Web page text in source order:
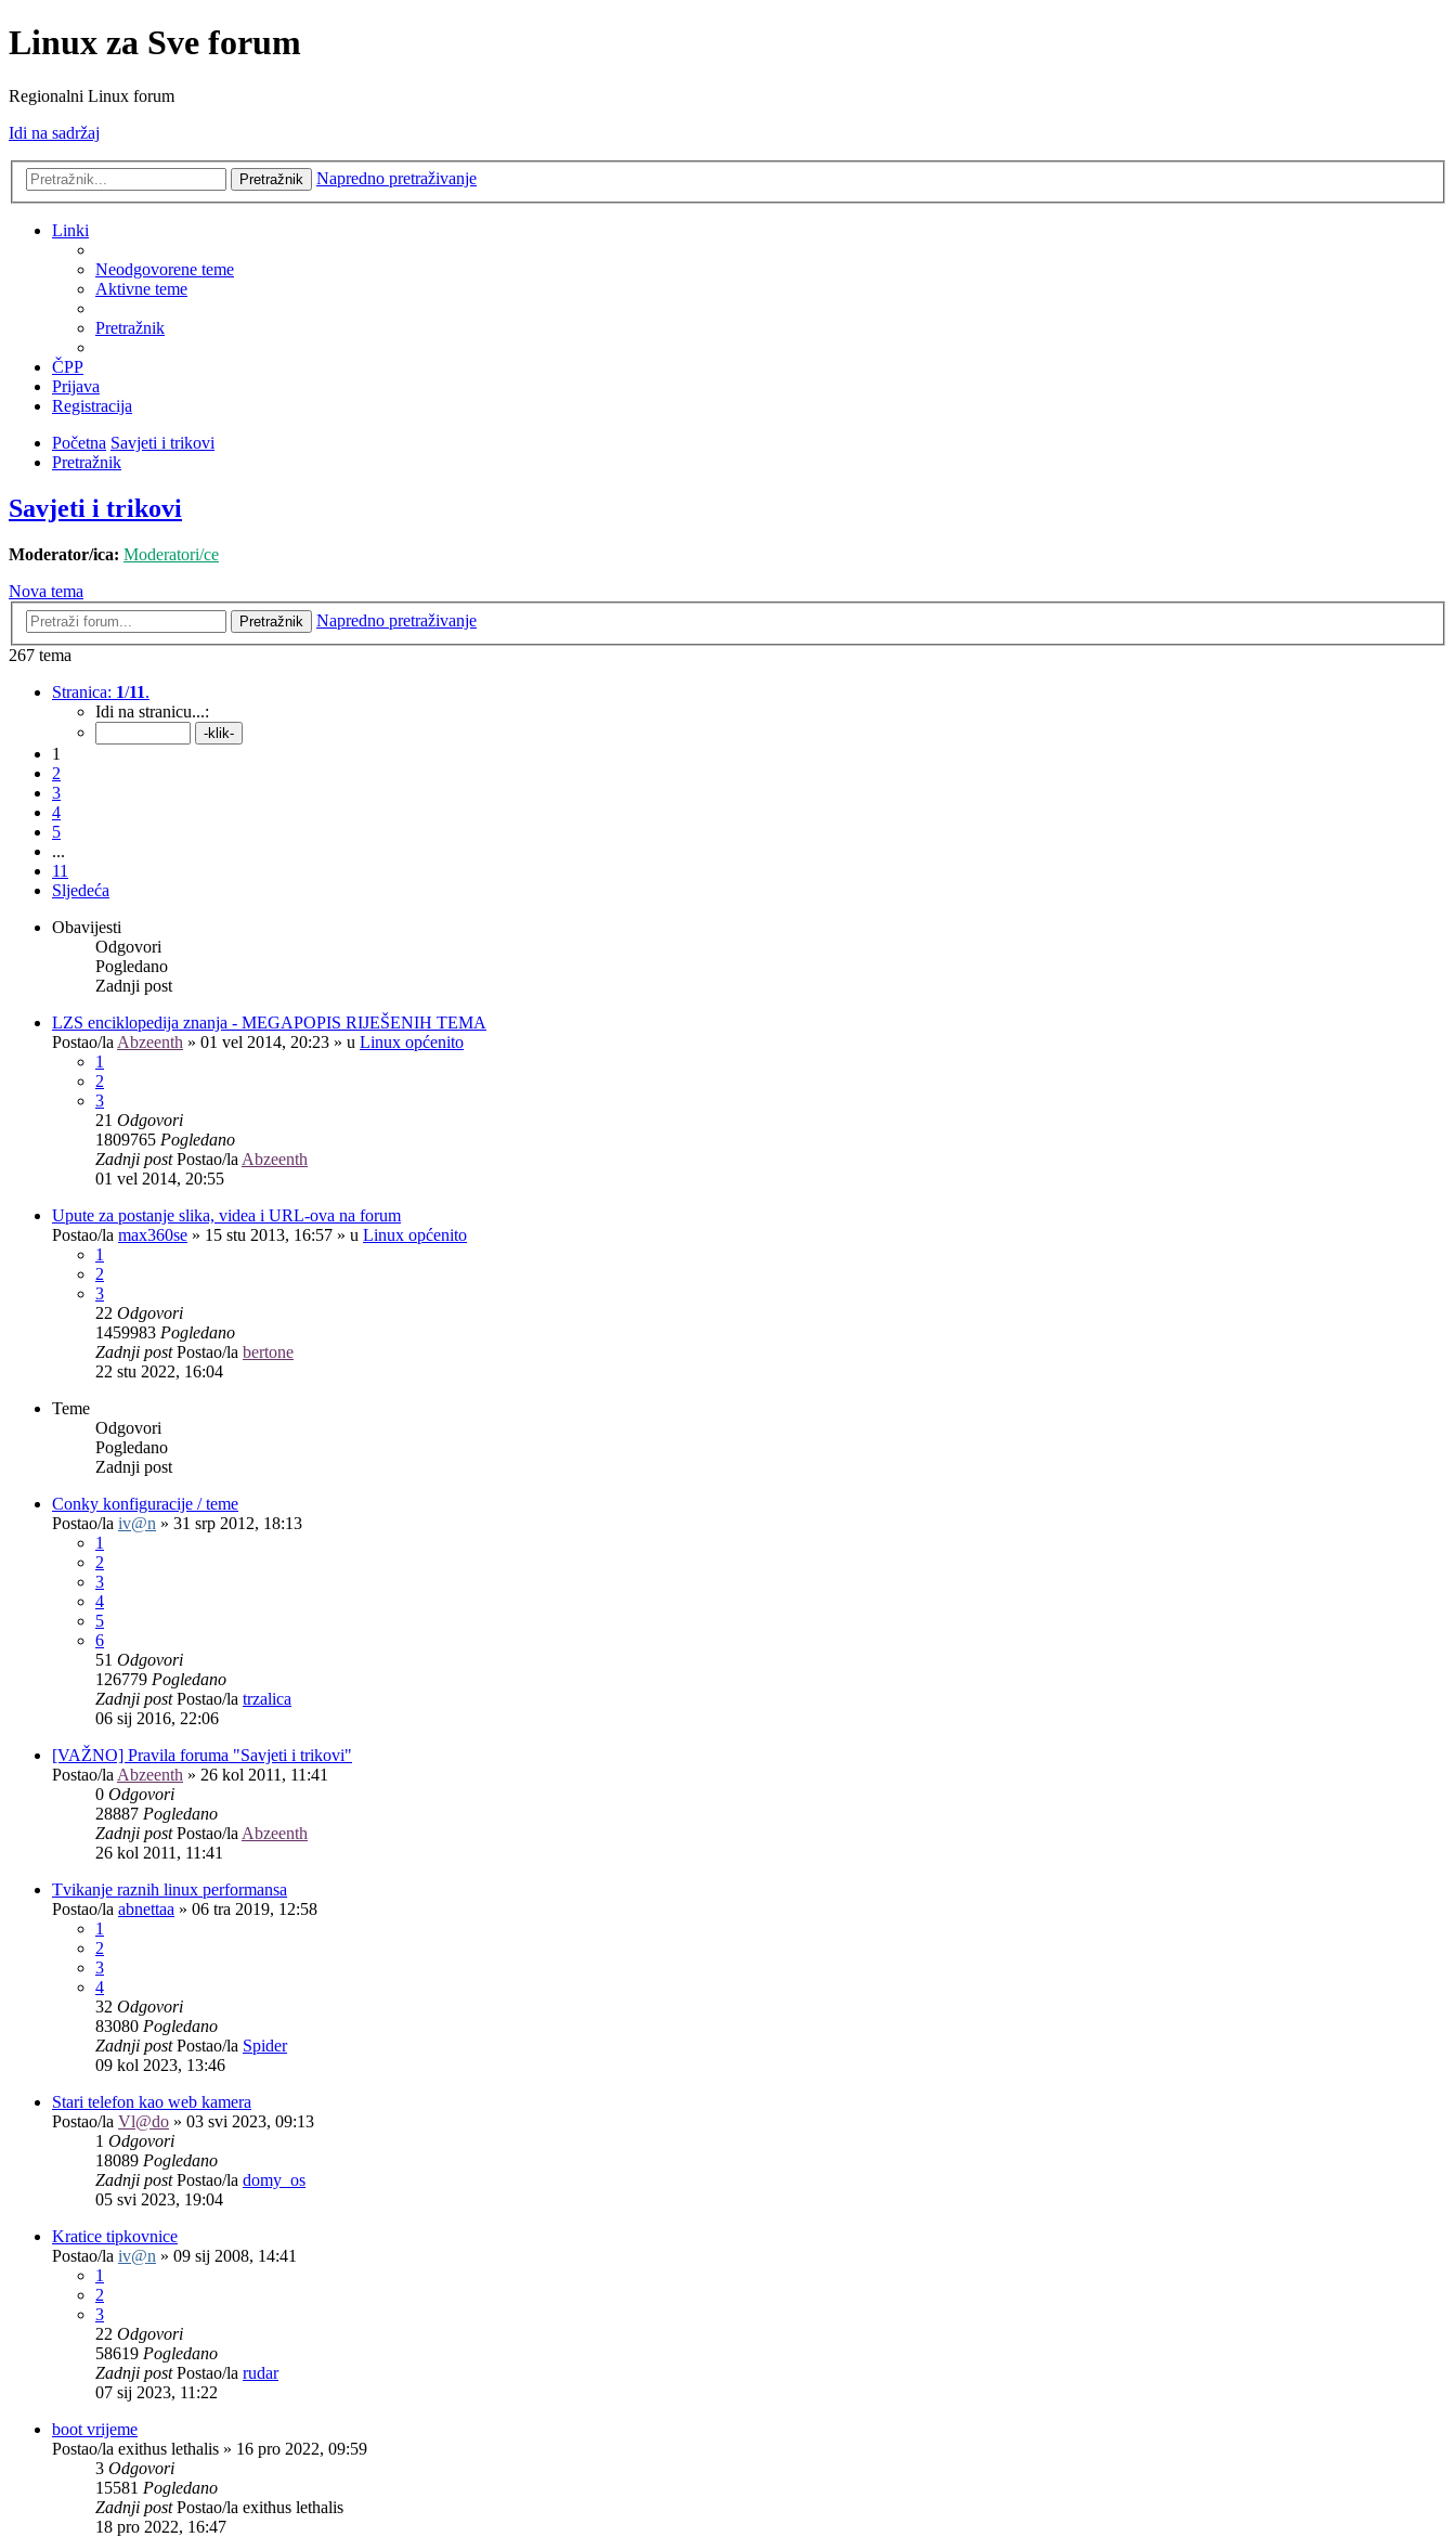
Linux za Sve forum
Regionalni Linux forum
Idi na sadržaj
Pretražnik Napredno pretraživanje
Linki
Neodgovorene teme
Aktivne teme
Pretražnik
ČPP
Prijava
Registracija
Početna Savjeti i trikovi
Pretražnik
Savjeti i trikovi
Moderator/ica: Moderatori/ce
Nova tema
Pretražnik
Napredno pretraživanje
267 tema
Stranica: 1/11.
Idi na stranicu...:
1
2
3
4
5
...
11
Sljedeća
Obavijesti
Odgovori
Pogledano
Zadnji post
LZS enciklopedija znanja - MEGAPOPIS RIJEŠENIH TEMA
Postao/la Abzeenth » 01 vel 2014, 20:23 » u Linux općenito
1
2
3
21 Odgovori
1809765 Pogledano
Zadnji postPostao/la Abzeenth
01 vel 2014, 20:55
Upute za postanje slika, videa i URL-ova na forum
Postao/la max360se » 15 stu 2013, 16:57 » u Linux općenito
1
2
3
22 Odgovori
1459983 Pogledano
Zadnji postPostao/la bertone
22 stu 2022, 16:04
Teme
Odgovori
Pogledano
Zadnji post
Conky konfiguracije / teme
Postao/la iv@n » 31 srp 2012, 18:13
1
2
3
4
5
6
51 Odgovori
126779 Pogledano
Zadnji postPostao/la trzalica
06 sij 2016, 22:06
[VAŽNO] Pravila foruma "Savjeti i trikovi"
Postao/la Abzeenth » 26 kol 2011, 11:41
0 Odgovori
28887 Pogledano
Zadnji postPostao/la Abzeenth
26 kol 2011, 11:41
Tvikanje raznih linux performansa
Postao/la abnettaa » 06 tra 2019, 12:58
1
2
3
4
32 Odgovori
83080 Pogledano
Zadnji postPostao/la Spider
09 kol 2023, 13:46
Stari telefon kao web kamera
Postao/la Vl@do » 03 svi 2023, 09:13
1 Odgovori
18089 Pogledano
Zadnji postPostao/la domy_os
05 svi 2023, 19:04
Kratice tipkovnice
Postao/la iv@n » 09 sij 2008, 14:41
1
2
3
22 Odgovori
58619 Pogledano
Zadnji postPostao/la rudar
07 sij 2023, 11:22
boot vrijeme
Postao/la exithus lethalis » 16 pro 2022, 09:59
3 Odgovori
15581 Pogledano
Zadnji postPostao/la exithus lethalis
18 pro 2022, 16:47